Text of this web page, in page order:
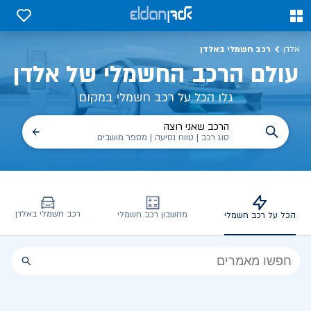
0
0
אלדן רכב חשמלי באלדן
עולם הרכב החשמלי של אלדן
גלו הכל על רכב חשמלי במקום
הרכב שאני רוצה
סוג רכב | טווח נסיעה | מספר מושבים
הכל על רכב חשמלי מחשבון רכב חשמלי רכב חשמלי באלדן
הכל
הכל על רכב חשמלי, שימושים, טכנולוגיה וכל מה שכדי לדעת | אלדן